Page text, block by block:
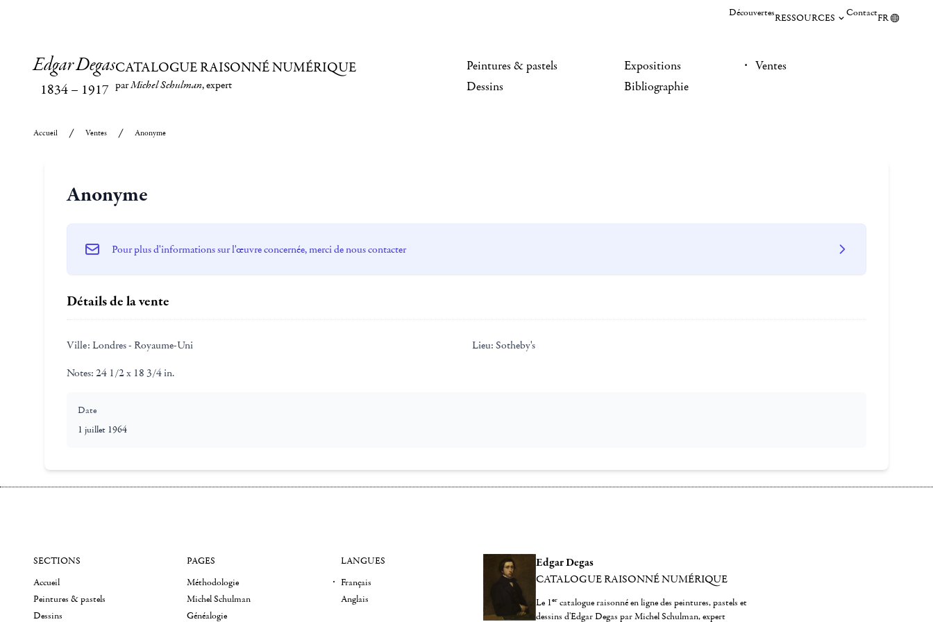
DécouvertesRESSOURCES ContactFR
Edgar Degas
1834– 1917
CATALOGUE RAISONNÉ NUMÉRIQUE
parMichel Schulman, expert
Peintures & pastels
Dessins
Expositions
Bibliographie
Ventes
Accueil Ventes Anonyme
Anonyme
Pour plus d'informations sur l'œuvre concernée, merci de nous contacter
Détails de la vente
Ville: Londres - Royaume-Uni Lieu: Sotheby's
Notes: 24 1/2 x 18 3/4 in.
Date
1 juillet 1964
Edgar Degas
CATALOGUE RAISONNÉ NUMÉRIQUE
Le 1er catalogue raisonné en ligne des peintures, pastels et
dessins d'Edgar Degas par Michel Schulman, expert
SECTIONS
Accueil
Peintures & pastels
Dessins
PAGES
Méthodologie
Michel Schulman
Généalogie
LANGUES
Français
Anglais